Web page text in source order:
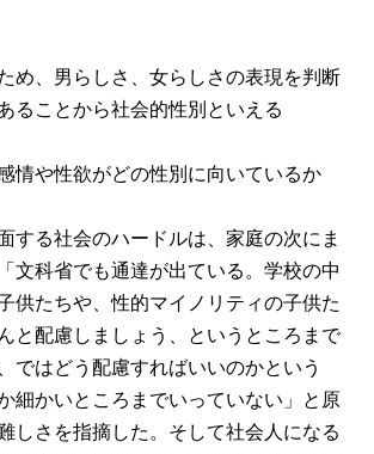
、男らしさ、女らしさの表現を判断
ることから社会的性別といえる
情や性欲がどの性別に向いているか
する社会のハードルは、家庭の次にま
文科省でも通達が出ている。学校の中
供たちや、性的マイノリティの子供た
と配慮しましょう、というところまで
ではどう配慮すればいいのかという
細かいところまでいっていない」と原
しさを指摘した。そして社会人になる